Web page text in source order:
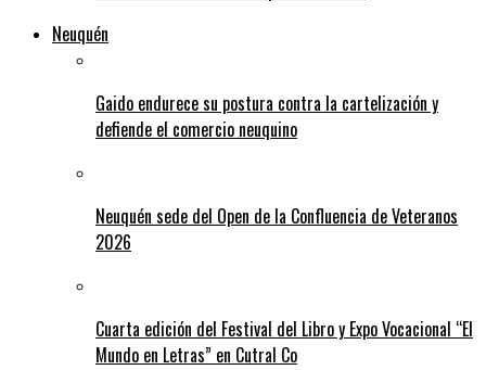
Neuquén
Gaido endurece su postura contra la cartelización y
defiende el comercio neuquino
Neuquén sede del Open de la Confluencia de Veteranos
2026
Cuarta edición del Festival del Libro y Expo Vocacional “El
Mundo en Letras” en Cutral Co